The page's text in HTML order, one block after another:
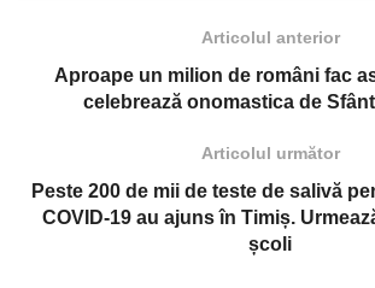
Articolul anterior
Aproape un milion de români fac
celebrează onomastica de
Articolul următor
Peste 200 de mii de teste de salivă
COVID-19 au ajuns în Timiș.
școli